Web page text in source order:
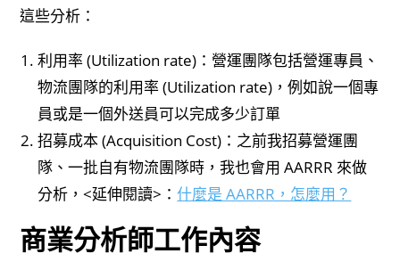
這些分析：
利用率 (Utilization rate)：營運團隊包括營運專員、
物流團隊的利用率 (Utilization rate)，例如說一個專
員或是一個外送員可以完成多少訂單
招募成本 (Acquisition Cost)：之前我招募營運團
隊、一批自有物流團隊時，我也會用 AARRR 來做
分析，<延伸閱讀>：什麼是 AARRR，怎麼用？
商業分析師工作內容